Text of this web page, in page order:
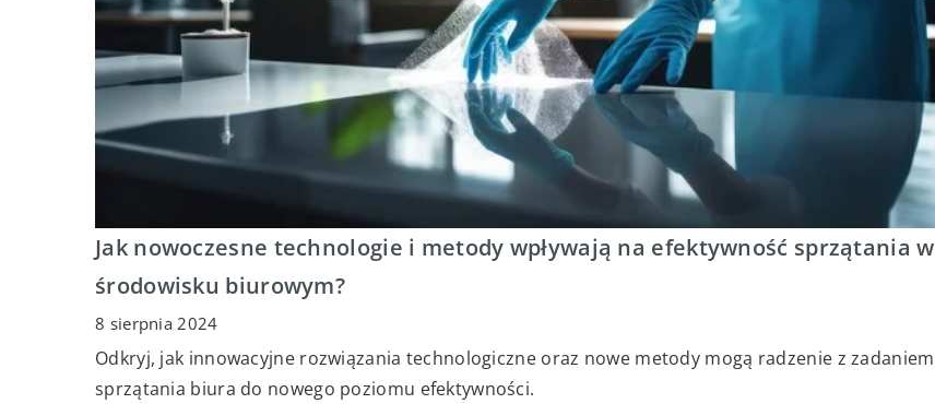
Jak nowoczesne technologie i metody wpływają na efektywność sprzątania w
środowisku biurowym?
8 sierpnia 2024
Odkryj, jak innowacyjne rozwiązania technologiczne oraz nowe metody mogą radzenie z zadaniem
sprzątania biura do nowego poziomu efektywności.